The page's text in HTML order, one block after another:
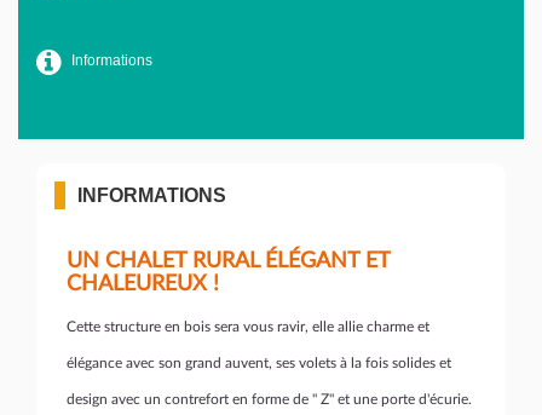
Informations
INFORMATIONS
UN CHALET RURAL ÉLÉGANT ET
CHALEUREUX !
Cette structure en bois sera vous ravir, elle allie charme et
élégance avec son grand auvent, ses volets à la fois solides et
design avec un contrefort en forme de " Z" et une porte d'écurie.